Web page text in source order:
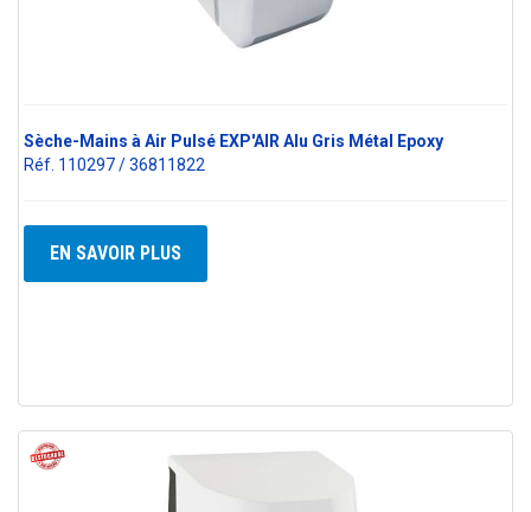
Sèche-Mains à Air Pulsé EXP'AIR Alu Gris Métal Epoxy
Réf. 110297 / 36811822
EN SAVOIR PLUS